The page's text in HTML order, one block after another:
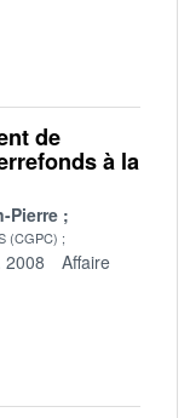
de
à la
Pierre
(CGPC)
2008
Affaire